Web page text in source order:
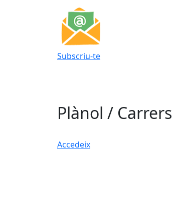
Subscriu-te
Plànol / Carrers
Accedeix